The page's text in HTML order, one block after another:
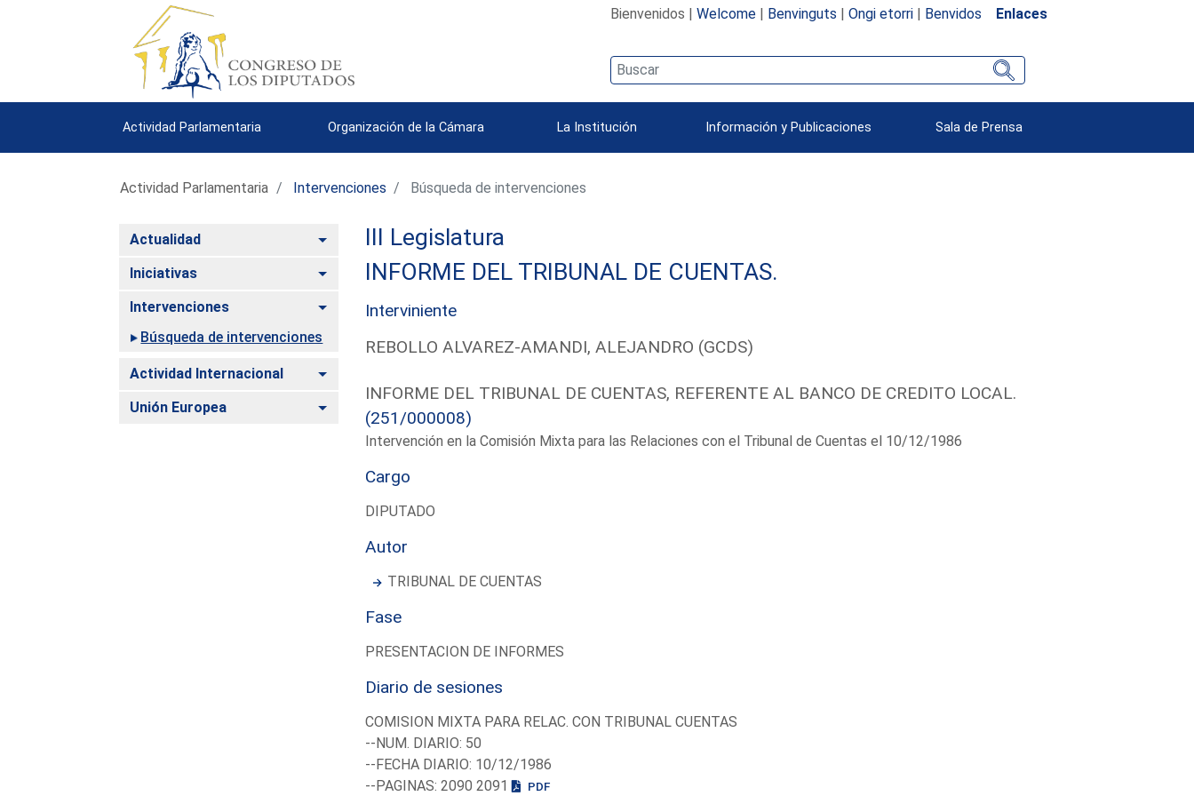
Bienvenidos | Welcome| Benvinguts | Ongi etorri| Benvidos Enlaces
Actividad Parlamentaria Organización de la Cámara La Institución Información y Publicaciones Sala de Prensa
Actividad Parlamentaria Intervenciones Búsqueda de intervenciones
Actualidad Alternar
Iniciativas Alternar
Intervenciones
Alternar
Búsqueda de intervenciones
Actividad Internacional Alternar
Unión Europea Alternar
III Legislatura
INFORME DEL TRIBUNAL DE CUENTAS.
Interviniente
REBOLLO ALVAREZ-AMANDI, ALEJANDRO (GCDS)
INFORME DEL TRIBUNAL DE CUENTAS, REFERENTE AL BANCO DE CREDITO LOCAL.
(251/000008)
Intervención en la Comisión Mixta para las Relaciones con el Tribunal de Cuentas el 10/12/1986
Cargo
DIPUTADO
Autor
TRIBUNAL DE CUENTAS
Fase
PRESENTACION DE INFORMES
Diario de sesiones
COMISION MIXTA PARA RELAC. CON TRIBUNAL CUENTAS
--NUM. DIARIO: 50
--FECHA DIARIO: 10/12/1986
--PAGINAS: 2090 2091
PDF